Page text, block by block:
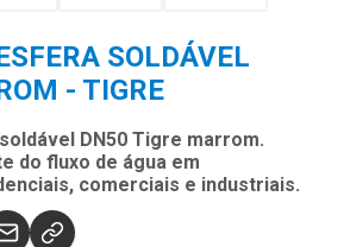
SOLDÁVEL
- TIGRE
DN50 Tigre marrom.
do fluxo de água em
comerciais e industriais.